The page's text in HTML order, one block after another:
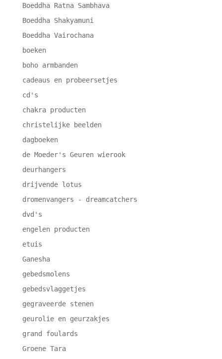
Boeddha Ratna Sambhava
Boeddha Shakyamuni
Boeddha Vairochana
boeken
boho armbanden
cadeaus en probeersetjes
cd's
chakra producten
christelijke beelden
dagboeken
de Moeder's Geuren wierook
deurhangers
drijvende lotus
dromenvangers - dreamcatchers
dvd's
engelen producten
etuis
Ganesha
gebedsmolens
gebedsvlaggetjes
gegraveerde stenen
geurolie en geurzakjes
grand foulards
Groene Tara